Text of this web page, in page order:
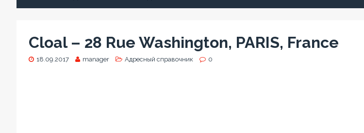
Cloal – 28 Rue Washington, PARIS, France
18.09.2017 manager Адресный справочник 0